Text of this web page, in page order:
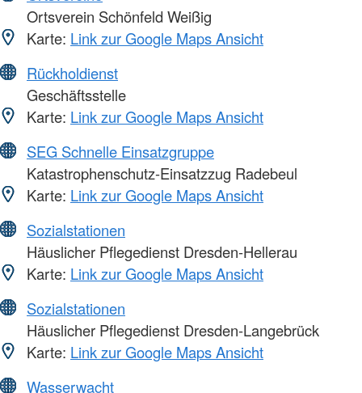
Ortsverein Schönfeld Weißig
Karte: Link zur Google Maps Ansicht
Rückholdienst
Geschäftsstelle
Karte: Link zur Google Maps Ansicht
SEG Schnelle Einsatzgruppe
Katastrophenschutz-Einsatzzug Radebeul
Karte: Link zur Google Maps Ansicht
Sozialstationen
Häuslicher Pflegedienst Dresden-Hellerau
Karte: Link zur Google Maps Ansicht
Sozialstationen
Häuslicher Pflegedienst Dresden-Langebrück
Karte: Link zur Google Maps Ansicht
Wasserwacht